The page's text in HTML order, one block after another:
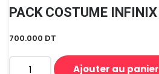
700.000 DT
Ajouter au panier